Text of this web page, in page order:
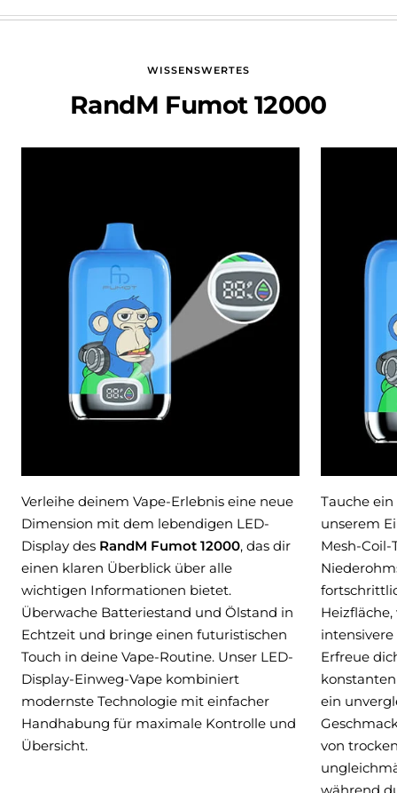
WISSENSWERTES
RandM Fumot 12000
Verleihe deinem Vape-Erlebnis eine neue
Dimension mit dem lebendigen LED-
Display des RandM Fumot 12000, das dir
einen klaren Überblick über alle
wichtigen Informationen bietet.
Überwache Batteriestand und Ölstand in
Echtzeit und bringe einen futuristischen
Touch in deine Vape-Routine. Unser LED-
Display-Einweg-Vape kombiniert
modernste Technologie mit einfacher
Handhabung für maximale Kontrolle und
Übersicht.
Tauche
unserem
Mesh-
Erfreue
ein
von